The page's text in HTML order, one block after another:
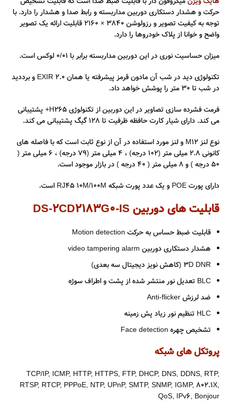
حرکت و هشدار دستکاری دوربین مداربسته و رابط صدا و هشدار را دارد. با
توجه به کیفیت تصویر و رزولوشن 3840 × 2160
قابلیت ارائه یک تصویر
واضح و خوانا از پلاک خودروها را دارد.
میزان حساسیت نوری در این دوربین مداربسته برابر با ۰/۰۱ لوکس است.
تکنولوژی دید در شب آن مادون قرمز پیشرفته یا همان EXIR 2.0 و برددید
در شب تا ۳۰ متر را پوشش خواهد داد.
فرمت فشرده سازی تصاویر در این دوربین از تکنولوژی H265+ پشتیبانی
می کند. دارای شیار کارت حافظه ظرفیت تا ۱۲۸ گیگ پشتیبانی می کند.
نوع لنز M12 و لنز مورد استفاده در آن از نوع ثابت است که با فاصله های
کانونی ۲.۸ میلی متر (۱۰2 درجه) ، ۴ میلی متر (79 درجه) ، ۶ میلی متر (
۵0 درجه ) و 8 میلی متر ( 40 درجه ) در بازار موجود است.
دارای پورت POE و یک عدد پورت شبکه RJ45 10M/100M است.
قابلیت های دوربین DS-2CD2183G0-IS
قابلیت ضبط حساس به حرکت Motion detection
هشدار دستکاری دوربین video tampering alarm
۳D DNR (کاهش نویز دیجیتال سه بعدی)
BLC تعدیل نور منتشر شده از پشت و اطراف سوژه
ضد لرزش Anti-flicker
HLC تنظیم نور زیاد پش زمینه
تشخیص چهره Face detection
پروتکل های شبکه
TCP/IP, ICMP, HTTP, HTTPS, FTP, DHCP, DNS, DDNS, RTP,
RTSP, RTCP, PPPoE, NTP, UPnP, SMTP, SNMP, IGMP, 802.1X,
QoS, IPv6, Bonjour